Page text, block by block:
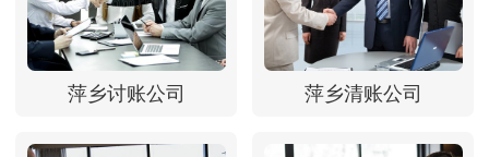
萍乡讨账公司 萍乡清账公司